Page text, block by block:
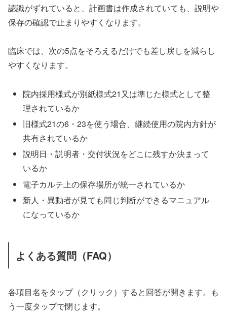
認識がずれていると、計画書は作成されていても、説明や
保存の確認で止まりやすくなります。
臨床では、次の5点をそろえるだけでも差し戻しを減らし
やすくなります。
院内採用様式が別紙様式21又は準じた様式として整
理されているか
旧様式21の6・23を使う場合、継続使用の院内方針が
共有されているか
説明日・説明者・交付状況をどこに残すか決まって
いるか
電子カルテ上の保存場所が統一されているか
新人・異動者が見ても同じ判断ができるマニュアル
になっているか
よくある質問（FAQ）
各項目名をタップ（クリック）すると回答が開きます。も
う一度タップで閉じます。